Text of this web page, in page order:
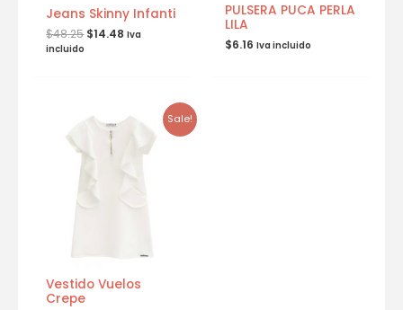
Jeans Skinny Infanti
$48.25 $14.48 Iva
incluido
PULSERA PUCA PERLA
LILA
$6.16 Iva incluido
Sale!
Vestido Vuelos
Crepe